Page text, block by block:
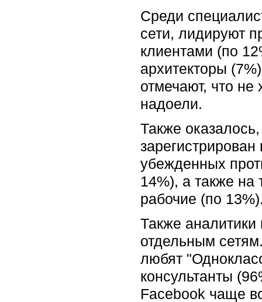
Среди
сети, лидируют
клиентами (по
архитекторы
отмечают, что не
надоели.
Также
убежденных
14%), а также
рабочие (по
Также аналитики
отдельным
любят
консультанты
Facebook чаще